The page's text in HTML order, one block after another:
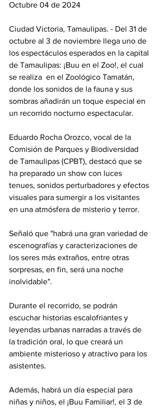
Octubre 04 de 2024
Ciudad Victoria, Tamaulipas. - Del 31 de
octubre al 3 de noviembre llega uno de
los espectáculos esperados en la capital
de Tamaulipas: ¡Buu en el Zoo!, el cual
se realiza  en el Zoológico Tamatán,
donde los sonidos de la fauna y sus
sombras añadirán un toque especial en
un recorrido nocturno espectacular.
Eduardo Rocha Orozco, vocal de la
Comisión de Parques y Biodiversidad
de Tamaulipas (CPBT), destacó que se
ha preparado un show con luces
tenues, sonidos perturbadores y efectos
visuales para sumergir a los visitantes
en una atmósfera de misterio y terror.
Señaló que "habrá una gran variedad de
escenografías y caracterizaciones de
los seres más extraños, entre otras
sorpresas, en fin, será una noche
inolvidable".
Durante el recorrido, se podrán
escuchar historias escalofriantes y
leyendas urbanas narradas a través de
la tradición oral, lo que creará un
ambiente misterioso y atractivo para los
asistentes.
Además, habrá un día especial para
niñas y niños, el ¡Buu Familiar!, el 3 de